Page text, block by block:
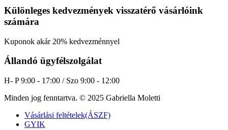
Különleges kedvezmények visszatérő vásárlóink
számára
Kuponok akár 20% kedvezménnyel
Állandó ügyfélszolgálat
H- P 9:00 - 17:00 / Szo 9:00 - 12:00
Minden jog fenntartva. © 2025 Gabriella Moletti
Vásárlási feltételek(ÁSZF)
GYIK